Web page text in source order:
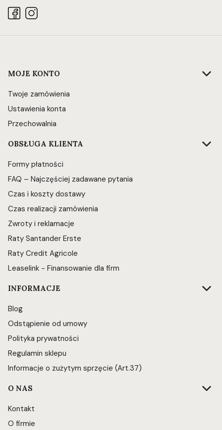
Linki w stopce
MOJE KONTO
Twoje zamówienia
Ustawienia konta
Przechowalnia
OBSŁUGA KLIENTA
Formy płatności
FAQ – Najczęściej zadawane pytania
Czas i koszty dostawy
Czas realizacji zamówienia
Zwroty i reklamacje
Raty Santander Erste
Raty Credit Agricole
Leaselink - Finansowanie dla firm
INFORMACJE
Blog
Odstąpienie od umowy
Polityka prywatności
Regulamin sklepu
Informacje o zużytym sprzęcie (Art.37)
O NAS
Kontakt
O firmie